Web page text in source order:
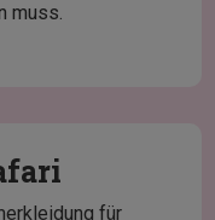
muss.
für